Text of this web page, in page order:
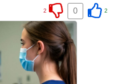
2
0
2